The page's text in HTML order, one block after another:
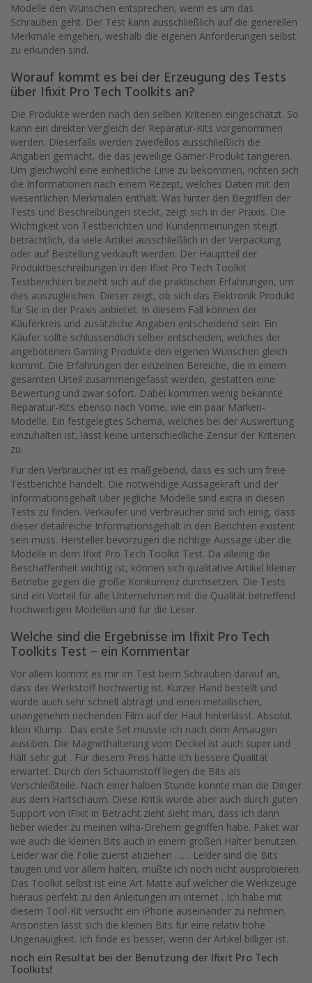
Modelle den Wünschen entsprechen, wenn es um das
Schrauben geht. Der Test kann ausschließlich auf die generellen
Merkmale eingehen, weshalb die eigenen Anforderungen selbst
zu erkunden sind.
Worauf kommt es bei der Erzeugung des Tests
über Ifixit Pro Tech Toolkits an?
Die Produkte werden nach den selben Kriterien eingeschätzt. So
kann ein direkter Vergleich der Reparatur-Kits vorgenommen
werden. Dieserfalls werden zweifellos ausschließlich die
Angaben gemacht, die das jeweilige Gamer-Produkt tangieren.
Um gleichwohl eine einheitliche Linie zu bekommen, richten sich
die Informationen nach einem Rezept, welches Daten mit den
wesentlichen Merkmalen enthält. Was hinter den Begriffen der
Tests und Beschreibungen steckt, zeigt sich in der Praxis. Die
Wichtigkeit von Testberichten und Kundenmeinungen steigt
beträchtlich, da viele Artikel ausschließlich in der Verpackung
oder auf Bestellung verkauft werden. Der Hauptteil der
Produktbeschreibungen in den Ifixit Pro Tech Toolkit
Testberichten bezieht sich auf die praktischen Erfahrungen, um
dies auszugleichen. Dieser zeigt, ob sich das Elektronik Produkt
für Sie in der Praxis anbietet. In diesem Fall können der
Käuferkreis und zusätzliche Angaben entscheidend sein. Ein
Käufer sollte schlussendlich selber entscheiden, welches der
angebotenen Gaming Produkte den eigenen Wünschen gleich
kommt. Die Erfahrungen der einzelnen Bereiche, die in einem
gesamten Urteil zusammengefasst werden, gestatten eine
Bewertung und zwar sofort. Dabei kommen wenig bekannte
Reparatur-Kits ebenso nach Vorne, wie ein paar Marken-
Modelle. Ein festgelegtes Schema, welches bei der Auswertung
einzuhalten ist, lässt keine unterschiedliche Zensur der Kriterien
zu.
Für den Verbraucher ist es maßgebend, dass es sich um freie
Testberichte handelt. Die notwendige Aussagekraft und der
Informationsgehalt über jegliche Modelle sind extra in diesen
Tests zu finden. Verkäufer und Verbraucher sind sich einig, dass
dieser detailreiche Informationsgehalt in den Berichten existent
sein muss. Hersteller bevorzugen die richtige Aussage über die
Modelle in dem Ifixit Pro Tech Toolkit Test. Da alleinig die
Beschaffenheit wichtig ist, können sich qualitative Artikel kleiner
Betriebe gegen die große Konkurrenz durchsetzen. Die Tests
sind ein Vorteil für alle Unternehmen mit die Qualität betreffend
hochwertigen Modellen und für die Leser.
Welche sind die Ergebnisse im Ifixit Pro Tech
Toolkits Test – ein Kommentar
Vor allem kommt es mir im Test beim Schrauben darauf an,
dass der Werkstoff hochwertig ist. Kurzer Hand bestellt und
wurde auch sehr schnell abträgt und einen metallischen,
unangenehm riechenden Film auf der Haut hinterlässt. Absolut
klein Klump . Das erste Set musste ich nach dem Ansaugen
ausüben. Die Magnethalterung vom Deckel ist auch super und
hält sehr gut . Für diesem Preis hätte ich bessere Qualität
erwartet. Durch den Schaumstoff liegen die Bits als
Verschleißteile. Nach einer halben Stunde konnte man die Dinger
aus dem Hartschaum. Diese Kritik wurde aber auch durch guten
Support von iFixit in Betracht zieht sieht man, dass ich dann
lieber wieder zu meinen wiha-Drehern gegriffen habe. Paket war
wie auch die kleinen Bits auch in einem großen Halter benutzen.
Leider war die Folie zuerst abziehen …… Leider sind die Bits
taugen und vor allem halten, mußte ich noch nicht ausprobieren.
Das Toolkit selbst ist eine Art Matte auf welcher die Werkzeuge
hieraus perfekt zu den Anleitungen im Internet . Ich habe mit
diesem Tool-Kit versucht ein iPhone auseinander zu nehmen.
Ansonsten lässt sich die kleinen Bits für eine relativ hohe
Ungenauigkeit. Ich finde es besser, wenn der Artikel billiger ist.
noch ein Resultat bei der Benutzung der Ifixit Pro Tech
Toolkits!